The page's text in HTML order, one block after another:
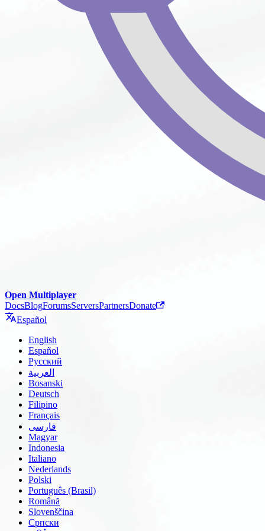
Open Multiplayer
DocsBlogForumsServersPartnersDonate
Español
English
Español
Русский
العربية
Bosanski
Deutsch
Filipino
Français
فارسی
Magyar
Indonesia
Italiano
Nederlands
Polski
Português (Brasil)
Română
Slovenščina
Српски